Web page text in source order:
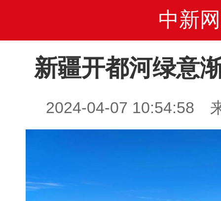
中新网
新疆开都河绿意
2024-04-07 10:54:58